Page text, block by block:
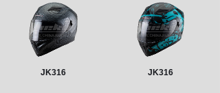
JK316 JK316